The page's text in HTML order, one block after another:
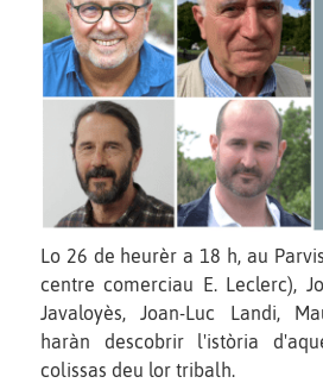
Lo 26 de heurèr a 18 h, au
centre comerciau E. Leclerc),
Javaloyès, Joan-Luc Landi,
haràn descobrir l'istòria
colissas deu lor tribalh.